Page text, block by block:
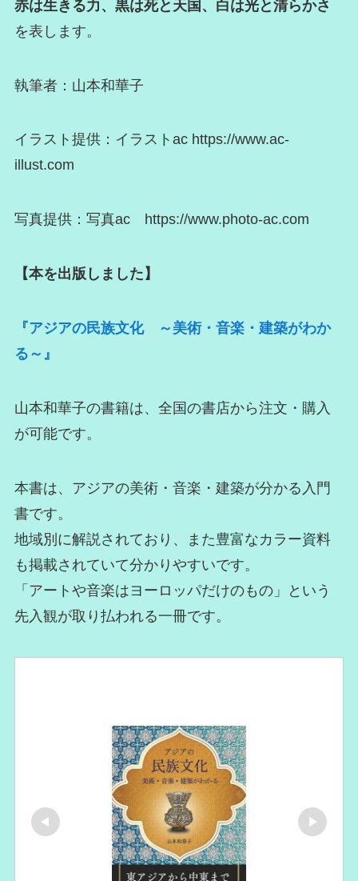
赤は生きる力、黒は死と天国、白は光と清らかさ
を表します。
執筆者：山本和華子
イラスト提供：イラストac https://www.ac-
illust.com
写真提供：写真ac https://www.photo-ac.com
【本を出版しました】
『アジアの民族文化 ～美術・音楽・建築がわか
る～』
山本和華子の書籍は、全国の書店から注文・購入
が可能です。
本書は、アジアの美術・音楽・建築が分かる入門
書です。
地域別に解説されており、また豊富なカラー資料
も掲載されていて分かりやすいです。
「アートや音楽はヨーロッパだけのもの」という
先入観が取り払われる一冊です。